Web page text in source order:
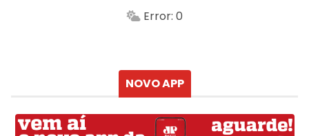
Min.
Error: 0
NOVO APP